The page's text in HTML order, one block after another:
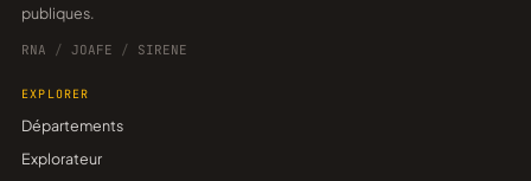
publiques.
RNA / JOAFE / SIRENE
EXPLORER
Départements
Explorateur